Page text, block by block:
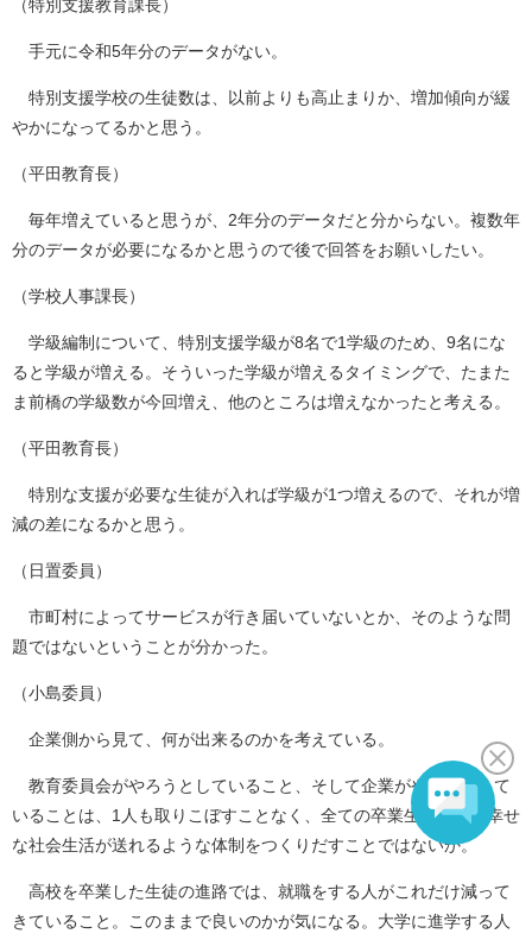
（特別支援教育課長）
手元に令和5年分のデータがない。
特別支援学校の生徒数は、以前よりも高止まりか、増加傾向が緩
やかになってるかと思う。
（平田教育長）
毎年増えていると思うが、2年分のデータだと分からない。複数年
分のデータが必要になるかと思うので後で回答をお願いしたい。
（学校人事課長）
学級編制について、特別支援学級が8名で1学級のため、9名にな
ると学級が増える。そういった学級が増えるタイミングで、たまた
ま前橋の学級数が今回増え、他のところは増えなかったと考える。
（平田教育長）
特別な支援が必要な生徒が入れば学級が1つ増えるので、それが増
減の差になるかと思う。
（日置委員）
市町村によってサービスが行き届いていないとか、そのような問
題ではないということが分かった。
（小島委員）
企業側から見て、何が出来るのかを考えている。
教育委員会がやろうとしていること、そして企業がやろうとして
いることは、1人も取りこぼすことなく、全ての卒業生が豊かで幸せ
な社会生活が送れるような体制をつくりだすことではないか。
高校を卒業した生徒の進路では、就職をする人がこれだけ減って
きていること。このままで良いのかが気になる。大学に進学する人